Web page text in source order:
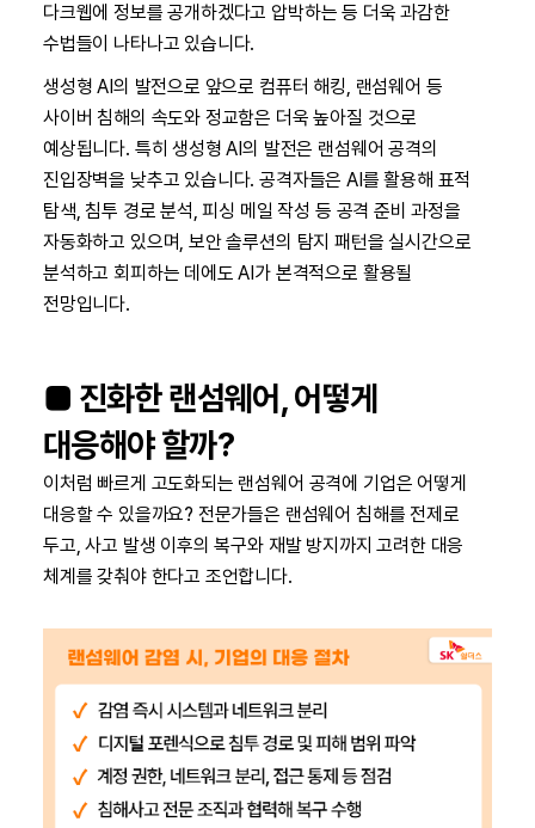
다크웹에 정보를 공개하겠다고 압박하는 등 더욱 과감한
수법들이 나타나고 있습니다.
생성형 AI의 발전으로 앞으로 컴퓨터 해킹, 랜섬웨어 등
사이버 침해의 속도와 정교함은 더욱 높아질 것으로
예상됩니다. 특히 생성형 AI의 발전은 랜섬웨어 공격의
진입장벽을 낮추고 있습니다. 공격자들은 AI를 활용해 표적
탐색, 침투 경로 분석, 피싱 메일 작성 등 공격 준비 과정을
자동화하고 있으며, 보안 솔루션의 탐지 패턴을 실시간으로
분석하고 회피하는 데에도 AI가 본격적으로 활용될
전망입니다.
■ 진화한 랜섬웨어, 어떻게
대응해야 할까?
이처럼 빠르게 고도화되는 랜섬웨어 공격에 기업은 어떻게
대응할 수 있을까요? 전문가들은 랜섬웨어 침해를 전제로
두고, 사고 발생 이후의 복구와 재발 방지까지 고려한 대응
체계를 갖춰야 한다고 조언합니다.